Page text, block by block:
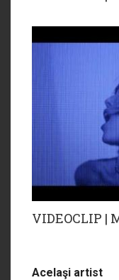
VIDEOCLIP |
Acelaşi artist